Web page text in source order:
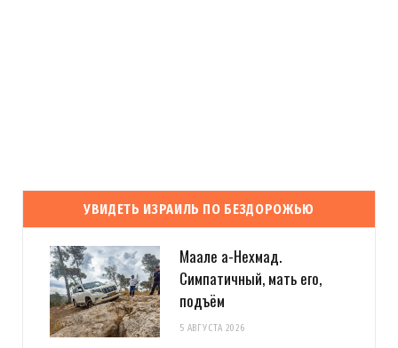
УВИДЕТЬ ИЗРАИЛЬ ПО БЕЗДОРОЖЬЮ
Маале а-Нехмад.
Симпатичный, мать его,
подъём
5 АВГУСТА 2026